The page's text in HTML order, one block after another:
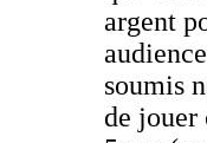
argent
soumis
de jouer